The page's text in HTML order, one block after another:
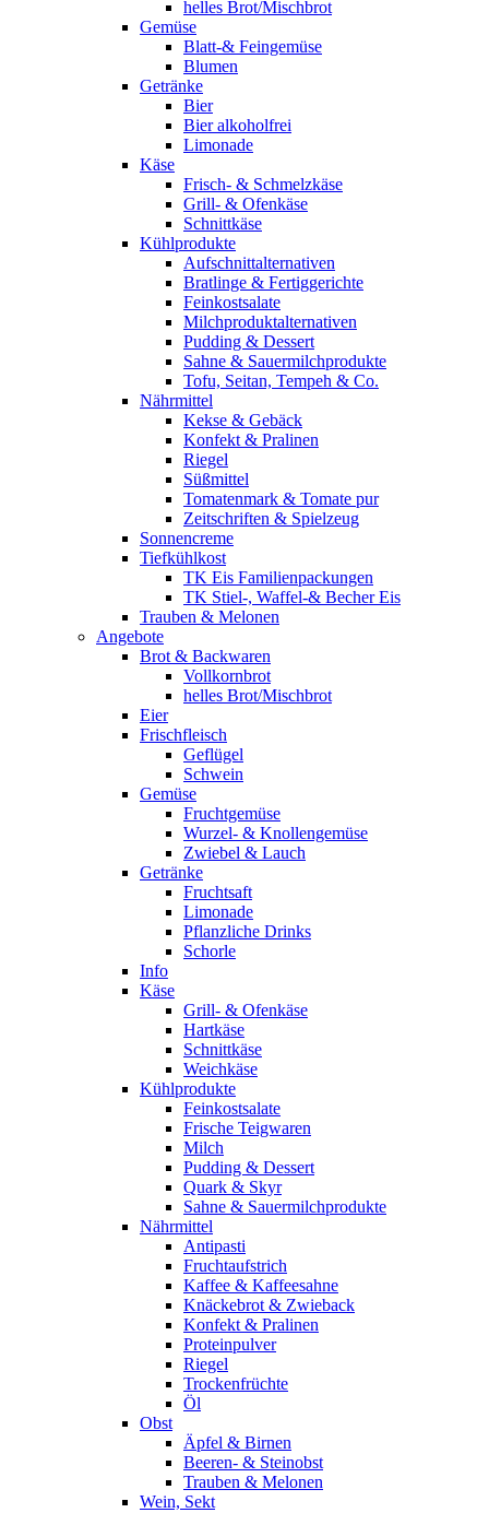
helles Brot/Mischbrot
Gemüse
Blatt-& Feingemüse
Blumen
Getränke
Bier
Bier alkoholfrei
Limonade
Käse
Frisch- & Schmelzkäse
Grill- & Ofenkäse
Schnittkäse
Kühlprodukte
Aufschnittalternativen
Bratlinge & Fertiggerichte
Feinkostsalate
Milchproduktalternativen
Pudding & Dessert
Sahne & Sauermilchprodukte
Tofu, Seitan, Tempeh & Co.
Nährmittel
Kekse & Gebäck
Konfekt & Pralinen
Riegel
Süßmittel
Tomatenmark & Tomate pur
Zeitschriften & Spielzeug
Sonnencreme
Tiefkühlkost
TK Eis Familienpackungen
TK Stiel-, Waffel-& Becher Eis
Trauben & Melonen
Angebote
Brot & Backwaren
Vollkornbrot
helles Brot/Mischbrot
Eier
Frischfleisch
Geflügel
Schwein
Gemüse
Fruchtgemüse
Wurzel- & Knollengemüse
Zwiebel & Lauch
Getränke
Fruchtsaft
Limonade
Pflanzliche Drinks
Schorle
Info
Käse
Grill- & Ofenkäse
Hartkäse
Schnittkäse
Weichkäse
Kühlprodukte
Feinkostsalate
Frische Teigwaren
Milch
Pudding & Dessert
Quark & Skyr
Sahne & Sauermilchprodukte
Nährmittel
Antipasti
Fruchtaufstrich
Kaffee & Kaffeesahne
Knäckebrot & Zwieback
Konfekt & Pralinen
Proteinpulver
Riegel
Trockenfrüchte
Öl
Obst
Äpfel & Birnen
Beeren- & Steinobst
Trauben & Melonen
Wein, Sekt